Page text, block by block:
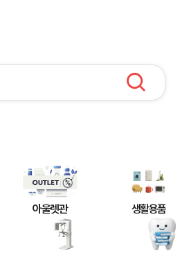
아울렛관 생활용품